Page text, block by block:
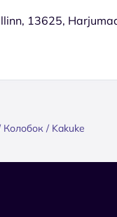
13625,
Колобок / Kakuke